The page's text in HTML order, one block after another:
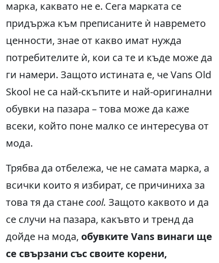
марка, каквато не е. Сега марката се
придържа към преписаните ѝ навремето
ценности, знае от какво имат нужда
потребителите ѝ, кои са те и къде може да
ги намери. Защото истината е, че Vans Old
Skool не са най-скъпите и най-оригинални
обувки на пазара – това може да каже
всеки, който поне малко се интересува от
мода.
Трябва да отбележа, че не самата марка, а
всички които я избират, се причиниха за
това тя да стане cool. Защото каквото и да
се случи на пазара, какъвто и тренд да
дойде на мода, обувките Vans винаги ще
се свързани със своите корени,